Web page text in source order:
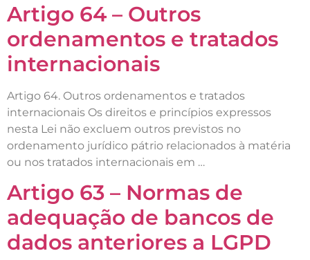
Artigo 64 – Outros
ordenamentos e tratados
internacionais
Artigo 64. Outros ordenamentos e tratados
internacionais Os direitos e princípios expressos
nesta Lei não excluem outros previstos no
ordenamento jurídico pátrio relacionados à matéria
ou nos tratados internacionais em …
Artigo 63 – Normas de
adequação de bancos de
dados anteriores a LGPD